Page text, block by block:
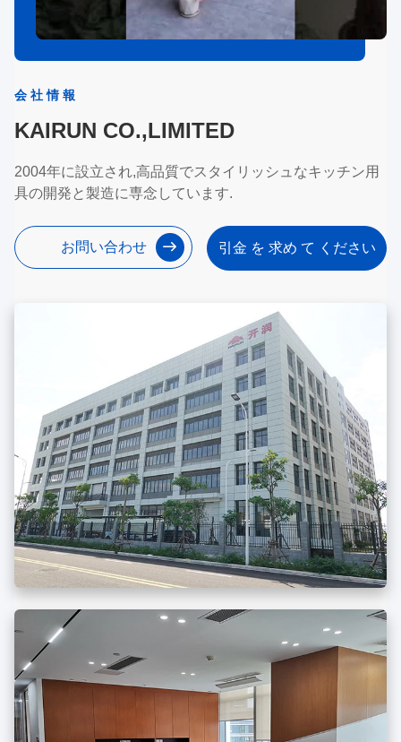
会社情報
KAIRUN CO.,LIMITED
2004年に設立され,高品質でスタイリッシュなキッチン用
具の開発と製造に専念しています.
お問い合わせ 引金 を 求め て ください